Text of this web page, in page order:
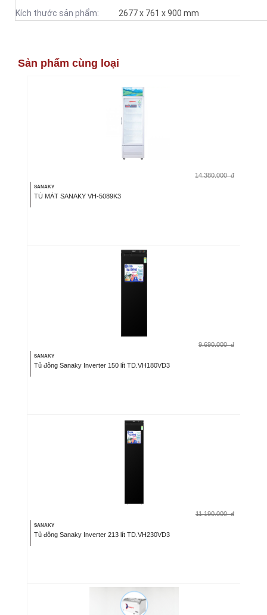
Kích thước sản phẩm: 2677 x 761 x 900 mm
Sản phẩm cùng loại
14.380.000 đ
SANAKY
TỦ MÁT SANAKY VH-5089K3
9.690.000 đ
SANAKY
Tủ đông Sanaky Inverter 150 lít TD.VH180VD3
11.190.000 đ
SANAKY
Tủ đông Sanaky Inverter 213 lít TD.VH230VD3